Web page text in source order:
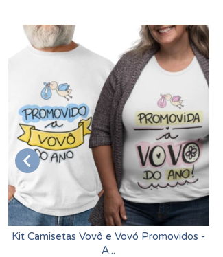
Kit Camisetas Vovô e Vovó Promovidos -
A...